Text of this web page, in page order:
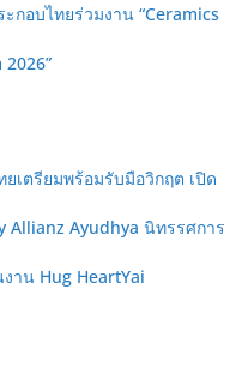
กอบไทยร่วมงาน “Ceramics
เตรียมพร้อมรับมือวิกฤต เปิด
Allianz Ayudhya นิทรรศการ
าน Hug HeartYai